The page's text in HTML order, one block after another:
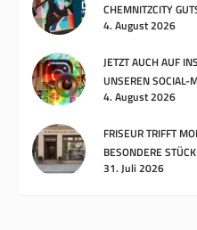
CHEMNITZCITY
4. August 2026
JETZT AUCH AUF
UNSEREN SOCIAL-
4. August 2026
FRISEUR TRIFFT
BESONDERE
31. Juli 2026